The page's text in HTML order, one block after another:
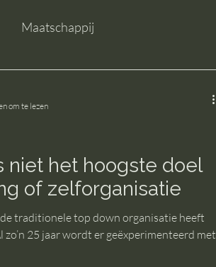
Maatschappij
niet het hoogste doel
of zelforganisatie
traditionele top down organisatie heeft
zo’n 25 jaar wordt er geëxperimenteerd met
om te lezen